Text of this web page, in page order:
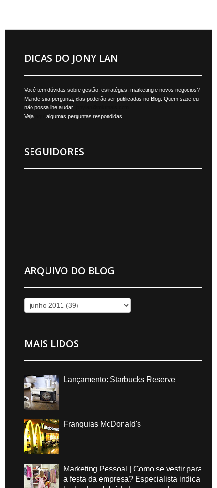
DICAS DO JONY LAN
Você tem dúvidas sobre gestão, estratégias, marketing e novos negócios?
Mande sua pergunta, elas poderão ser publicadas no Blog. Quem sabe eu
não possa lhe ajudar.
Veja
algumas perguntas respondidas.
SEGUIDORES
ARQUIVO DO BLOG
MAIS LIDOS
Lançamento: Starbucks Reserve
Franquias McDonald's
Marketing Pessoal | Como se vestir para
a festa da empresa? Especialista indica